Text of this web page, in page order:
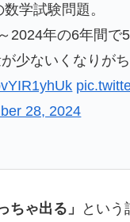
学試験問題。
年の6年間で5
少ないくなりが
28, 2024
ちゃ出る」 という